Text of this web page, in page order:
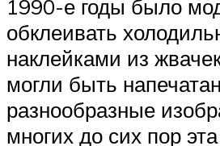
1990-е годы было
обклеивать
наклейками из
могли быть
разнообразные
многих до сих пор